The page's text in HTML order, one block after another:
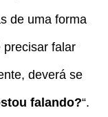
de uma forma
precisar falar
deverá se
falando?“.